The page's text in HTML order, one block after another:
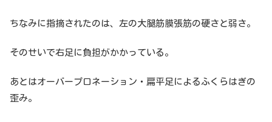
ちなみに指摘されたのは、左の大腿筋膜張筋の硬さと弱さ。
そのせいで右足に負担がかかっている。
あとはオーバープロネーション・扁平足によるふくらはぎの
歪み。